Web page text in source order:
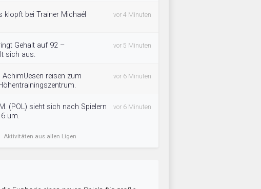
klopft bei Trainer Michaél
vor 4 Minuten
Gehalt auf 92 –
sich aus.
vor 5 Minuten
AchimUesen reisen zum
vor 6 Minuten
(POL) sieht sich nach Spielern
um.
vor 6 Minuten
Aktivitäten aus allen Ligen